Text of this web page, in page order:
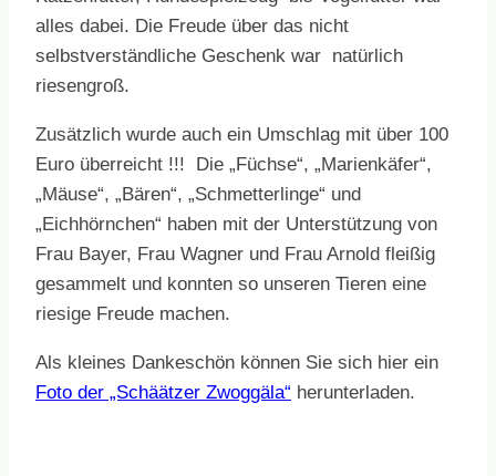
alles dabei. Die Freude über das nicht
selbstverständliche Geschenk war natürlich
riesengroß.
Zusätzlich wurde auch ein Umschlag mit über 100
Euro überreicht !!! Die „Füchse“, „Marienkäfer“,
„Mäuse“, „Bären“, „Schmetterlinge“ und
„Eichhörnchen“ haben mit der Unterstützung von
Frau Bayer, Frau Wagner und Frau Arnold fleißig
gesammelt und konnten so unseren Tieren eine
riesige Freude machen.
Als kleines Dankeschön können Sie sich hier ein
Foto der „Schäätzer Zwoggäla“ herunterladen.